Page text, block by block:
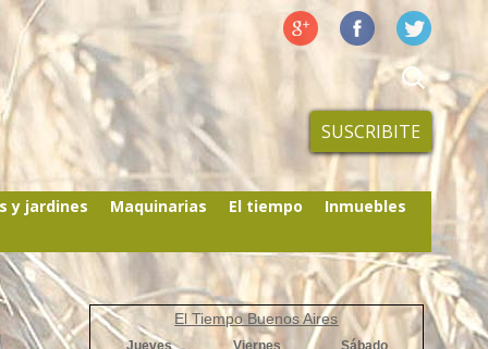
SUSCRIBITE
y jardines Maquinarias El tiempo
Inmuebles
El Tiempo Buenos Aires